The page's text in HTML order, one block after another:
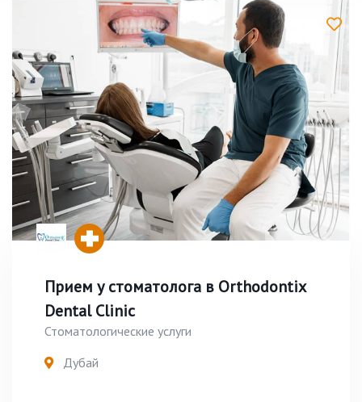
Прием у стоматолога в Orthodontix
Dental Clinic
Стоматологические услуги
Дубай